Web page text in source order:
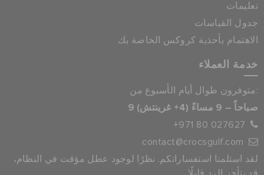
تعليمات
جدول القياسات
الاهتمام بأحذية كروكس الخاصة بك
خدمة العملاء
متوفرون طوال أيام الأسبوع من:
9 صباحاً – 9 مساءً (4+ غرينتش)
+971 80 027627
contact@crocsgulf.com
لقد استلمنا استفساراتكم. نظرًا لوجود عطل مؤقت في النظام،
قد يتأخر الرد قليلًا